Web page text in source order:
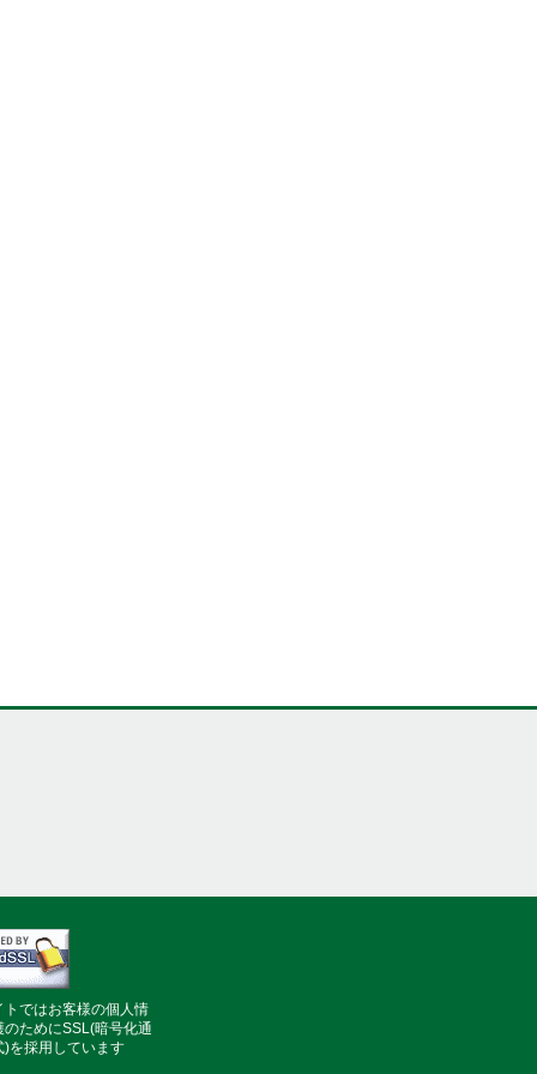
トではお客様の個人情
のためにSSL(暗号化通
)を採用しています